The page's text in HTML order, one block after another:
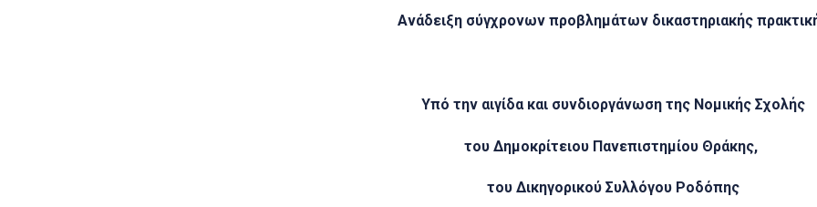
Ανάδειξη σύγχρονων προβλημάτων δικαστηριακής
Υπό την αιγίδα και συνδιοργάνωση της Νομικής Σχολής
του Δημοκρίτειου Πανεπιστημίου Θράκης,
του Δικηγορικού Συλλόγου Ροδόπης